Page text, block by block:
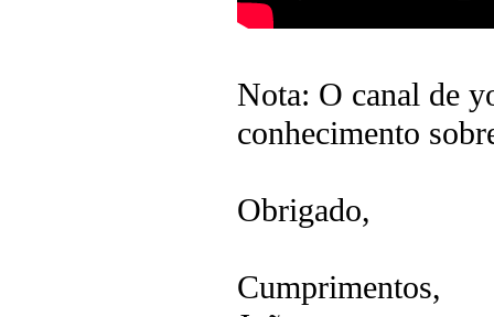
Nota: O canal de
conhecimento
Obrigado,
Cumprimentos,